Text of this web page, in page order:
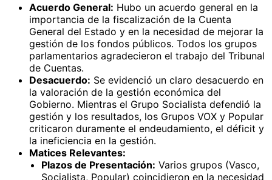
Acuerdo General: Hubo un acuerdo general en la
importancia de la fiscalización de la Cuenta
General del Estado y en la necesidad de mejorar la
gestión de los fondos públicos. Todos los grupos
parlamentarios agradecieron el trabajo del Tribunal
de Cuentas.
Desacuerdo: Se evidenció un claro desacuerdo en
la valoración de la gestión económica del
Gobierno. Mientras el Grupo Socialista defendió la
gestión y los resultados, los Grupos VOX y Popular
criticaron duramente el endeudamiento, el déficit y
la ineficiencia en la gestión.
Matices Relevantes:
Plazos de Presentación: Varios grupos (Vasco,
Socialista, Popular) coincidieron en la necesidad